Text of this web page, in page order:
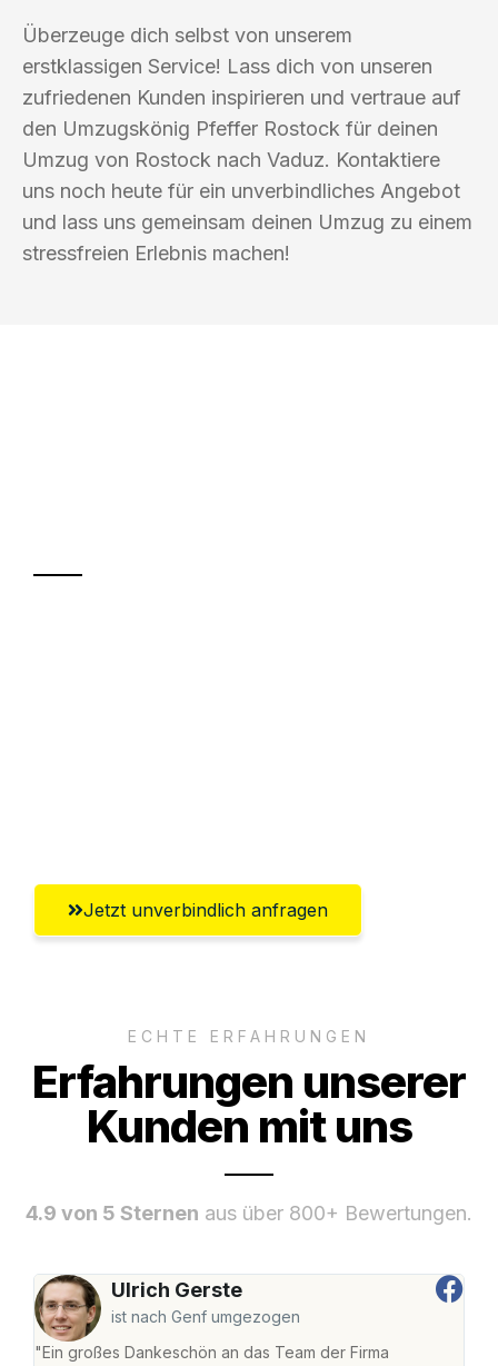
Überzeuge dich selbst von unserem
erstklassigen Service! Lass dich von unseren
zufriedenen Kunden inspirieren und vertraue auf
den Umzugskönig Pfeffer Rostock für deinen
Umzug von Rostock nach Vaduz. Kontaktiere
uns noch heute für ein unverbindliches Angebot
und lass uns gemeinsam deinen Umzug zu einem
stressfreien Erlebnis machen!
Jetzt unverbindlich anfragen
ECHTE ERFAHRUNGEN
Erfahrungen unserer
Kunden mit uns
4.9 von 5 Sternen aus über 800+ Bewertungen.
Ulrich Gerste
ist nach Genf umgezogen
"Ein großes Dankeschön an das Team der Firma